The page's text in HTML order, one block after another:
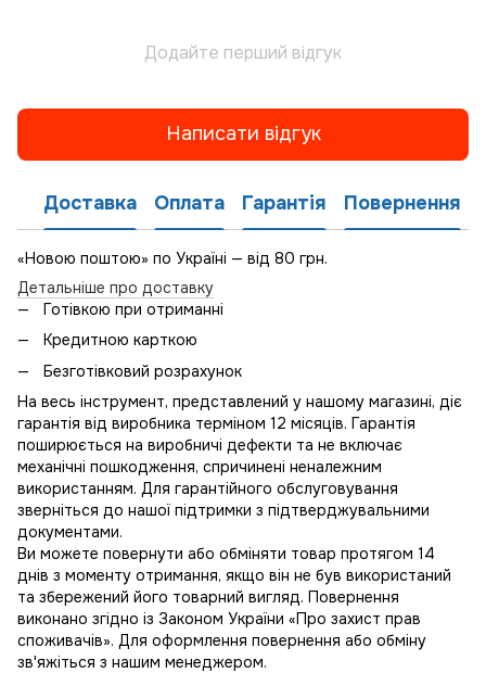
Додайте перший відгук
Написати відгук
Доставка Оплата Гарантія Повернення
«Новою поштою» по Україні — від 80 грн.
Детальніше про доставку
Готівкою при отриманні
Кредитною карткою
Безготівковий розрахунок
На весь інструмент, представлений у нашому магазині, діє
гарантія від виробника терміном 12 місяців. Гарантія
поширюється на виробничі дефекти та не включає
механічні пошкодження, спричинені неналежним
використанням. Для гарантійного обслуговування
зверніться до нашої підтримки з підтверджувальними
документами.
Ви можете повернути або обміняти товар протягом 14
днів з моменту отримання, якщо він не був використаний
та збережений його товарний вигляд. Повернення
виконано згідно із Законом України «Про захист прав
споживачів». Для оформлення повернення або обміну
зв'яжіться з нашим менеджером.